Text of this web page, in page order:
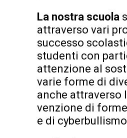
La nostra scuola
attraverso vari
successo
studenti con
attenzione al
varie forme di
anche attraverso
venzione di
e di